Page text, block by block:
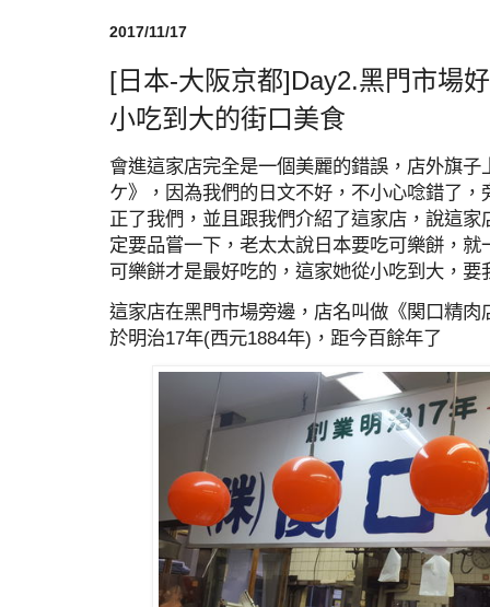
2017/11/17
[日本-大阪京都]Day2.黑門市場
小吃到大的街口美食
會進這家店完全是一個美麗的錯誤，店外旗
ケ》，因為我們的日文不好，不小心唸錯了
正了我們，並且跟我們介紹了這家店，說這
定要品嘗一下，老太太說日本要吃可樂餅，
可樂餅才是最好吃的，這家她從小吃到大，要
這家店在黑門市場旁邊，店名叫做《関口精
於明治17年(西元1884年)，距今百餘年了